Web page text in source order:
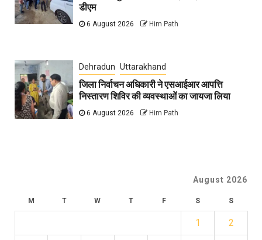
डीएम
6 August 2026 Him Path
Dehradun Uttarakhand
जिला निर्वाचन अधिकारी ने एसआईआर आपत्ति
निस्तारण शिविर की व्यवस्थाओं का जायजा लिया
6 August 2026 Him Path
August 2026
M T W T F S S
1 2